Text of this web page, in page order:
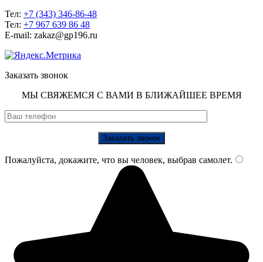
Тел: +7 (343) 346-86-48
Тел: +7 967 639 86 48
E-mail: zakaz@gp196.ru
Заказать звонок
МЫ СВЯЖЕМСЯ С ВАМИ В БЛИЖАЙШЕЕ ВРЕМЯ
Пожалуйста, докажите, что вы человек, выбрав самолет.